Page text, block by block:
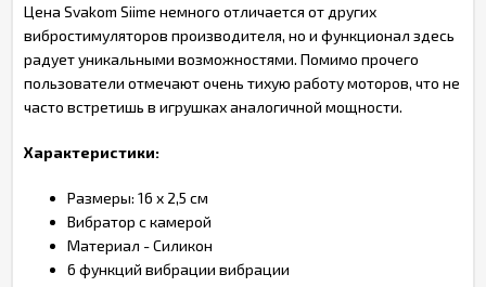
Цена Svakom Siime немного отличается от других
вибростимуляторов производителя, но и функционал здесь
радует уникальными возможностями. Помимо прочего
пользователи отмечают очень тихую работу моторов, что не
часто встретишь в игрушках аналогичной мощности.
Характеристики:
Размеры: 16 x 2,5 см
Вибратор с камерой
Материал - Силикон
6 функций вибрации вибрации